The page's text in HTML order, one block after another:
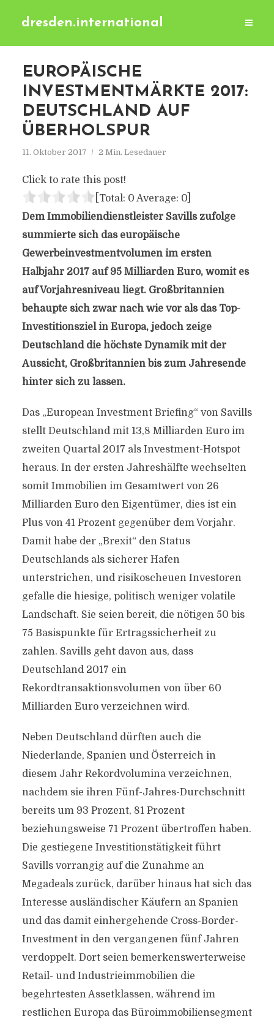
dresden.international
EUROPÄISCHE
INVESTMENTMÄRKTE 2017:
DEUTSCHLAND AUF
ÜBERHOLSPUR
11. Oktober 2017 2 Min. Lesedauer
Click to rate this post!
[Total: 0 Average: 0]
Dem Immobiliendienstleister Savills zufolge
summierte sich das europäische
Gewerbeinvestmentvolumen im ersten
Halbjahr 2017 auf 95 Milliarden Euro, womit es
auf Vorjahresniveau liegt. Großbritannien
behaupte sich zwar nach wie vor als das Top-
Investitionsziel in Europa, jedoch zeige
Deutschland die höchste Dynamik mit der
Aussicht, Großbritannien bis zum Jahresende
hinter sich zu lassen.
Das „European Investment Briefing“ von Savills
stellt Deutschland mit 13,8 Milliarden Euro im
zweiten Quartal 2017 als Investment-Hotspot
heraus. In der ersten Jahreshälfte wechselten
somit Immobilien im Gesamtwert von 26
Milliarden Euro den Eigentümer, dies ist ein
Plus von 41 Prozent gegenüber dem Vorjahr.
Damit habe der „Brexit“ den Status
Deutschlands als sicherer Hafen
unterstrichen, und risikoscheuen Investoren
gefalle die hiesige, politisch weniger volatile
Landschaft. Sie seien bereit, die nötigen 50 bis
75 Basispunkte für Ertragssicherheit zu
zahlen. Savills geht davon aus, dass
Deutschland 2017 ein
Rekordtransaktionsvolumen von über 60
Milliarden Euro verzeichnen wird.
Neben Deutschland dürften auch die
Niederlande, Spanien und Österreich in
diesem Jahr Rekordvolumina verzeichnen,
nachdem sie ihren Fünf-Jahres-Durchschnitt
bereits um 93 Prozent, 81 Prozent
beziehungsweise 71 Prozent übertroffen haben.
Die gestiegene Investitionstätigkeit führt
Savills vorrangig auf die Zunahme an
Megadeals zurück, darüber hinaus hat sich das
Interesse ausländischer Käufern an Spanien
und das damit einhergehende Cross-Border-
Investment in den vergangenen fünf Jahren
verdoppelt. Dort seien bemerkenswerterweise
Retail- und Industrieimmobilien die
begehrtesten Assetklassen, während im
restlichen Europa das Büroimmobiliensegment